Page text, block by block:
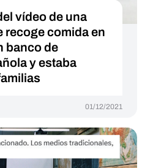
vídeo de una
recoge comida en
banco de
y estaba
01/12/2021